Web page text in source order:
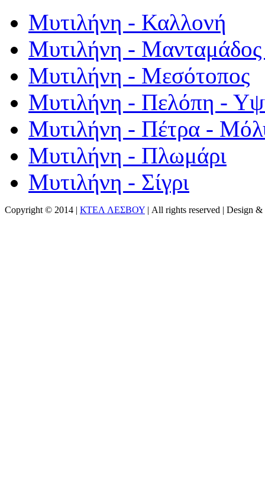
Μυτιλήνη - Καλλονή
Μυτιλήνη - Μανταμάδος
Μυτιλήνη - Μεσότοπος
Μυτιλήνη - Πελόπη -
Μυτιλήνη - Πέτρα -
Μυτιλήνη - Πλωμάρι
Μυτιλήνη - Σίγρι
Copyright © 2014 | ΚΤΕΛ ΛΕΣΒΟΥ | All rights reserved | Design &